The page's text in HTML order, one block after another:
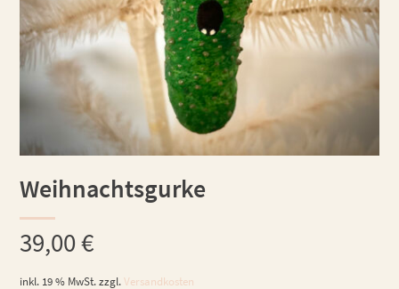
Weihnachtsgurke
39,00€
inkl. 19 % MwSt. zzgl.Versandkosten